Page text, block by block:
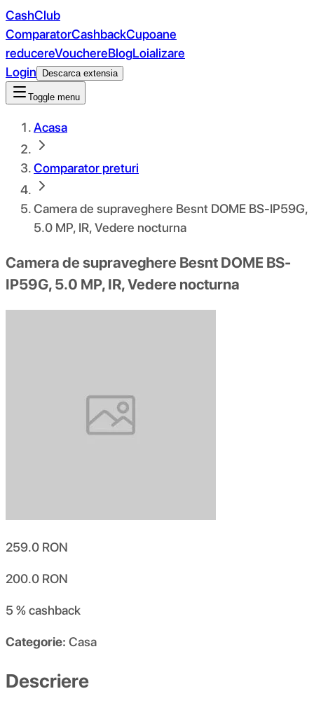
CashClub
ComparatorCashbackCupoane
reducereVouchereBlogLoializare
Login
Descarca extensia
Toggle menu
Acasa
Comparator preturi
Camera de supraveghere Besnt DOME BS-IP59G,
5.0 MP, IR, Vedere nocturna
Camera de supraveghere Besnt DOME BS-
IP59G, 5.0 MP, IR, Vedere nocturna
259.0 RON
200.0 RON
5 %cashback
Categorie: Casa
Descriere